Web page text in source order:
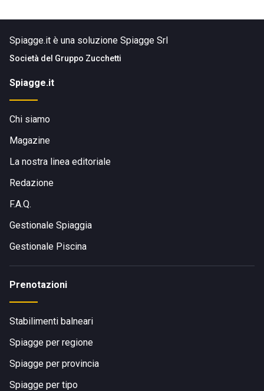
Spiagge.it è una soluzione Spiagge Srl
Società del Gruppo Zucchetti
Spiagge.it
Chi siamo
Magazine
La nostra linea editoriale
Redazione
F.A.Q.
Gestionale Spiaggia
Gestionale Piscina
Prenotazioni
Stabilimenti balneari
Spiagge per regione
Spiagge per provincia
Spiagge per tipo